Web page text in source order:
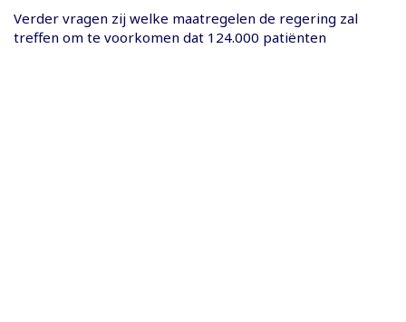
Verder vragen zij welke maatregelen de regering zal
treffen om te voorkomen dat 124.000 patiënten